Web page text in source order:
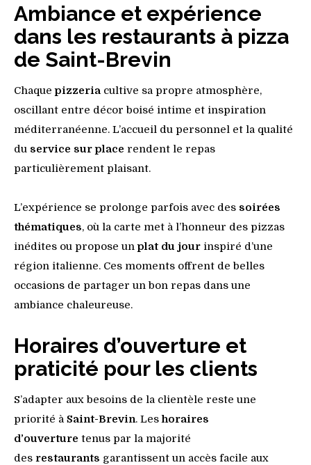
Ambiance et expérience
dans les restaurants à pizza
de Saint-Brevin
Chaquepizzeria cultive sa propre atmosphère,
oscillant entre décor boisé intime et inspiration
méditerranéenne. L’accueil du personnel et la qualité
du service sur place rendent le repas
particulièrement plaisant.
L’expérience se prolonge parfois avec des soirées
thématiques, où la carte met à l’honneur des pizzas
inédites ou propose unplat du jour inspiré d’une
région italienne. Ces moments offrent de belles
occasions de partager un bon repas dans une
ambiance chaleureuse.
Horaires d’ouverture et
praticité pour les clients
S’adapter aux besoins de la clientèle reste une
priorité à Saint-Brevin. Leshoraires
d’ouverture tenus par la majorité
des restaurants garantissent un accès facile aux